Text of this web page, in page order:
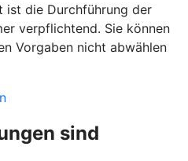
ist die Durchführung der
verpflichtend. Sie können
Vorgaben nicht abwählen
sind